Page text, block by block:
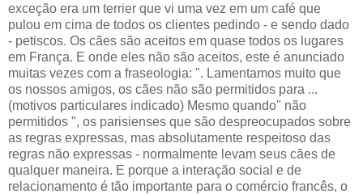
exceção era um terrier que vi uma vez em um café que
pulou em cima de todos os clientes pedindo - e sendo dado
- petiscos. Os cães são aceitos em quase todos os lugares
em França. E onde eles não são aceitos, este é anunciado
muitas vezes com a fraseologia: ". Lamentamos muito que
os nossos amigos, os cães não são permitidos para ...
(motivos particulares indicado) Mesmo quando" não
permitidos ", os parisienses que são despreocupados sobre
as regras expressas, mas absolutamente respeitoso das
regras não expressas - normalmente levam seus cães de
qualquer maneira. E porque a interação social e de
relacionamento é tão importante para o comércio francês, o